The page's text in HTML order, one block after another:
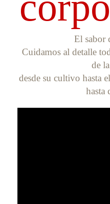
El sabor
Cuidamos al detalle
de
desde su cultivo hasta
hasta